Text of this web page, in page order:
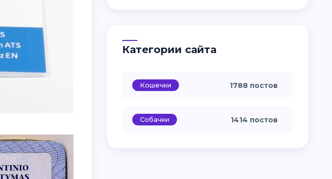
Категории сайта
Кошечки 1788 постов
Собачки 1414 постов